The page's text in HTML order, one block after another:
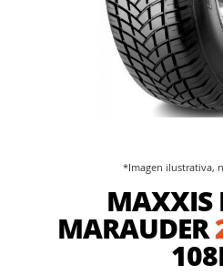
MAXXIS
MARAUDER
*Imagen ilustrativa,
comienzo